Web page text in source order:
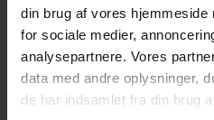
din brug af vores hjemmeside
for sociale medier,
analysepartnere. Vores
data med andre oplysninger,
de har indsamlet fra din brug
JR Farm Rosenblomst
Pris: kr.29,00